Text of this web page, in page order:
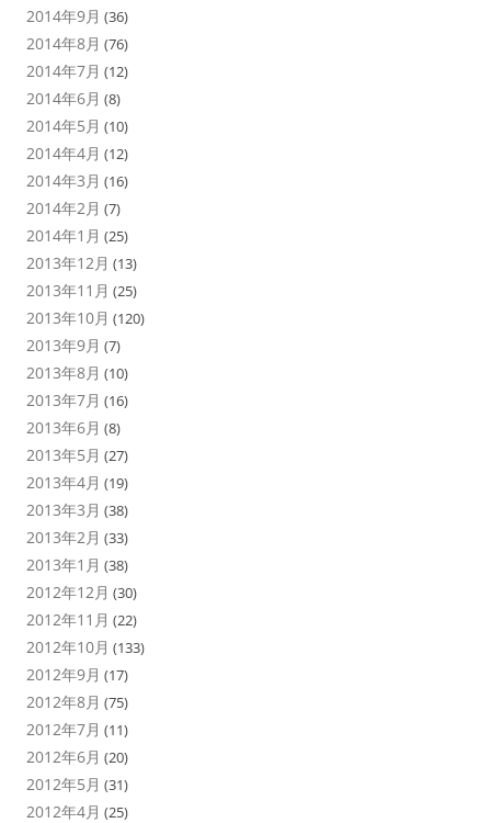
2014年9月 (36)
2014年8月 (76)
2014年7月 (12)
2014年6月 (8)
2014年5月 (10)
2014年4月 (12)
2014年3月 (16)
2014年2月 (7)
2014年1月 (25)
2013年12月 (13)
2013年11月 (25)
2013年10月 (120)
2013年9月 (7)
2013年8月 (10)
2013年7月 (16)
2013年6月 (8)
2013年5月 (27)
2013年4月 (19)
2013年3月 (38)
2013年2月 (33)
2013年1月 (38)
2012年12月 (30)
2012年11月 (22)
2012年10月 (133)
2012年9月 (17)
2012年8月 (75)
2012年7月 (11)
2012年6月 (20)
2012年5月 (31)
2012年4月 (25)